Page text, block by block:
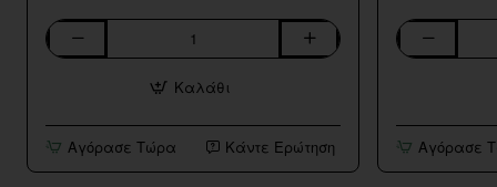
Voopoo
Plus
Pod
Vape
Καλάθι
Αγόρασε Τώρα Κάντε Ερώτηση
Vaporesso
Kit
1450mAh
Αγόρασε